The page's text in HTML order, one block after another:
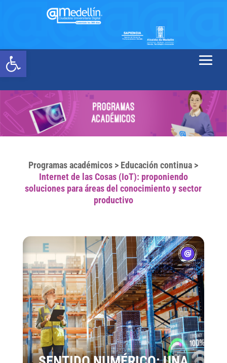
Abrir barra de herramientas
Programas académicos > Educación continua >
Internet de las Cosas (IoT): proponiendo
soluciones para áreas del conocimiento y sector
productivo